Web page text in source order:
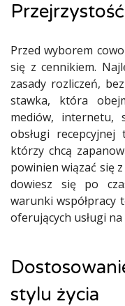
Przed wyborem
się z cennikiem.
zasady rozliczeń,
stawka, która
mediów, internetu,
obsługi
którzy chcą
powinien wiązać się
dowiesz się po
warunki współpracy
oferujących usługi
stylu życia